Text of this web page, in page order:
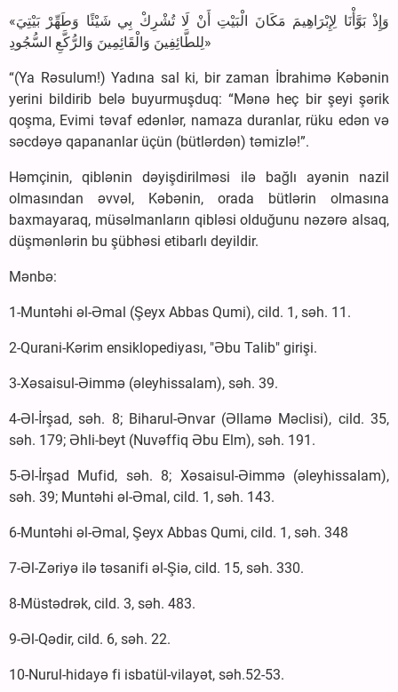
«وَإِذْ بَوَّأْنَا لِإِبْرَاهِيمَ مَكَانَ الْبَيْتِ أَنْ لَا تُشْرِكْ بِي شَيْئًا وَطَهِّرْ بَيْتِيَ
لِلطَّائِفِينَ وَالْقَائِمِينَ وَالرُّكَّعِ السُّجُودِ»
“(Ya Rəsulum!) Yadına sal ki, bir zaman İbrahimə Kəbənin
yerini bildirib belə buyurmuşduq: “Mənə heç bir şeyi şərik
qoşma, Evimi təvaf edənlər, namaza duranlar, rüku edən və
səcdəyə qapananlar üçün (bütlərdən) təmizlə!”.
Həmçinin, qiblənin dəyişdirilməsi ilə bağlı ayənin nazil
olmasından əvvəl, Kəbənin, orada bütlərin olmasına
baxmayaraq, müsəlmanların qibləsi olduğunu nəzərə alsaq,
düşmənlərin bu şübhəsi etibarlı deyildir.
Mənbə:
1-Muntəhi əl-Əmal (Şeyx Abbas Qumi), cild. 1, səh. 11.
2-Qurani-Kərim ensiklopediyası, "Əbu Talib" girişi.
3-Xəsaisul-Əimmə (əleyhissalam), səh. 39.
4-Əl-İrşad, səh. 8; Biharul-Ənvar (Əllamə Məclisi), cild. 35,
səh. 179; Əhli-beyt (Nuvəffiq Əbu Elm), səh. 191.
5-Əl-İrşad Mufid, səh. 8; Xəsaisul-Əimmə (əleyhissalam),
səh. 39; Muntəhi əl-Əmal, cild. 1, səh. 143.
6-Muntəhi əl-Əmal, Şeyx Abbas Qumi, cild. 1, səh. 348
7-Əl-Zəriyə ilə təsanifi əl-Şiə, cild. 15, səh. 330.
8-Müstədrək, cild. 3, səh. 483.
9-Əl-Qədir, cild. 6, səh. 22.
10-Nurul-hidayə fi isbatül-vilayət, səh.52-53.